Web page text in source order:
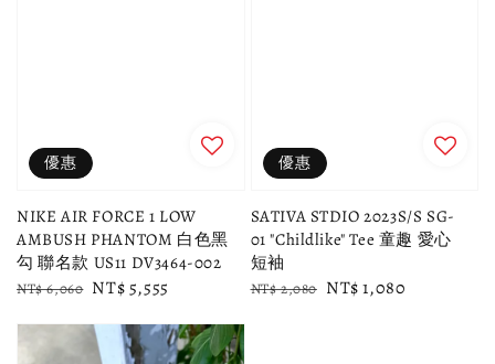
優惠
NIKE AIR FORCE 1 LOW
AMBUSH PHANTOM 白色黑
勾 聯名款 US11 DV3464-002
Regular
NT$ 6,060 Sale
NT$ 5,555
優惠
SATIVA STDIO 2023S/S SG-
01 "Childlike" Tee 童趣 愛心
短袖
Regular
NT$ 2,080 Sale
NT$ 1,080